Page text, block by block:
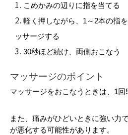
こめかみの辺りに指を当てる
軽く押しながら、1～2本の指
ッサージする
30秒ほど続け、両側おこなう
マッサージのポイント
マッサージをおこなうときは、1回
また、痛みがひどいときに強い力
が悪化する可能性があります。